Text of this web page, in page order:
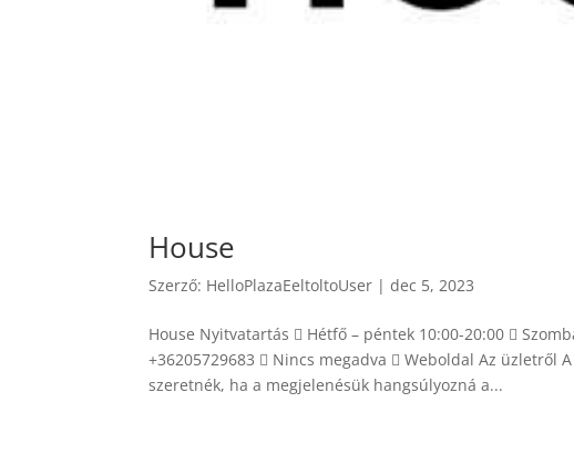
House
Szerző: HelloPlazaEeltoltoUser |dec 5, 2023
House Nyitvatartás  Hétfő – péntek 10:00-20:00 
+36205729683  Nincs megadva  Weboldal Az üzletről
szeretnék, ha a megjelenésük hangsúlyozná a...